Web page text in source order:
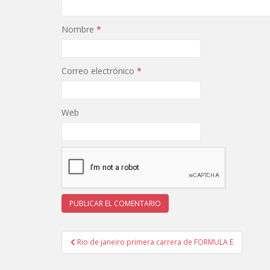
Nombre *
Correo electrónico *
Web
Navegación
de
Rio de janeiro primera carrera de FORMULA E